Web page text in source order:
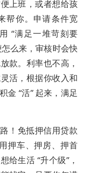
上班，或者想给孩
帮你。申请条件宽
“满足一堆苛刻要
么来，审核时会快
款。利率也不高，
活，根据你收入和
金 “活” 起来，满足
！免抵押信用贷款
押车、押房、押首
给生活 “升个级”，